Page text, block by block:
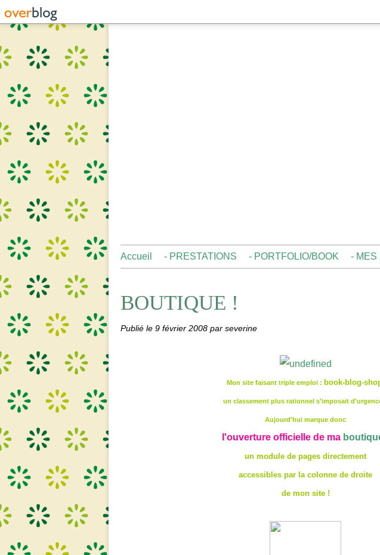
Accueil - PRESTATIONS - PORTFOLIO/BOOK - MES
BOUTIQUE !
Publié le 9 février 2008 par severine
Mon site faisant triple emploi : book-blog-
un classement plus rationnel s'imposait
Aujourd'hui marque donc
l'ouverture officielle de ma
un module de pages directement
accessibles par la colonne de droite
de mon site !